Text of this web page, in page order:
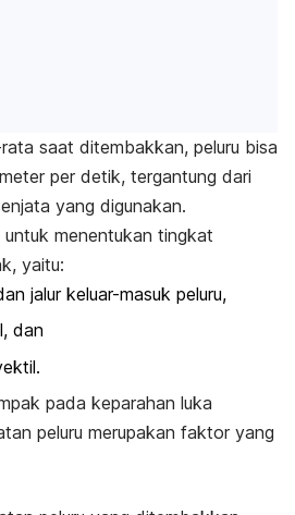
saat ditembakkan, peluru bisa
per detik, tergantung dari
yang digunakan.
menentukan tingkat
yaitu:
jalur keluar-masuk peluru,
dan
pada keparahan luka
peluru merupakan faktor yang